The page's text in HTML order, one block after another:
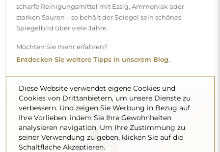
scharfe Reinigungsmittel mit Essig, Ammoniak oder
starken Säuren – so behält der Spiegel sein schönes
Spiegelbild über viele Jahre.
Möchten Sie mehr erfahren?
Entdecken Sie weitere Tipps in unserem Blog.
Diese Website verwendet eigene Cookies und
Cookies von Drittanbietern, um unsere Dienste zu
verbessern. Und zeigen Sie Werbung in Bezug auf
Ihre Vorlieben, indem Sie Ihre Gewohnheiten
analysieren navigation. Um Ihre Zustimmung zu
seiner Verwendung zu geben, klicken Sie auf die
Schaltfläche Akzeptieren.